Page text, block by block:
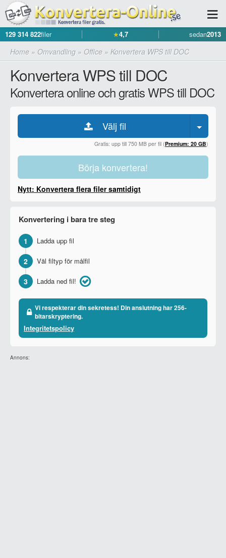
129 314 822filer ★4,7 sedan2013
Home » Omvandling » Office » Konvertera WPS till DOC
Konvertera WPS till DOC
Konvertera online och gratis WPS till DOC
Välj fil
Gratis: upp till 750 MB per fil (Premium: 20 GB)
Börja konvertera!
Nytt: Konvertera flera filer samtidigt
Konvertering i bara tre steg
1 Ladda upp fil
2 Väl filtyp för målfil
3 Ladda ned fil!
Vi respekterar din sekretess! Din anslutning har 256-
bitarskryptering.
Integritetspolicy
Annons: